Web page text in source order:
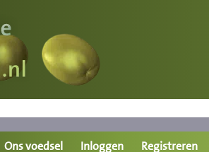
Ons voedsel Inloggen Registreren